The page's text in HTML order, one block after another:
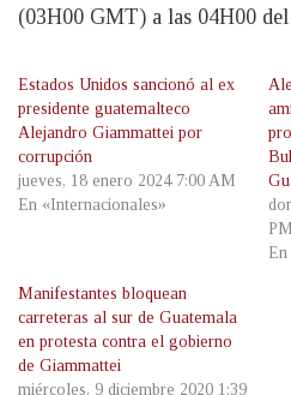
(03H00 GMT) a las 04H00
Estados Unidos sancionó al ex
presidente guatemalteco
Alejandro Giammattei por
corrupción
jueves, 18 enero 2024 7:00 AM
En «Internacionales»
PM
Manifestantes bloquean
carreteras al sur de Guatemala
en protesta contra el gobierno
de Giammattei
miércoles, 9 diciembre 2020 1:39